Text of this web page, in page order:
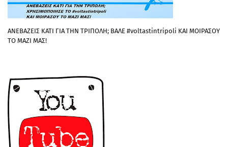
ΑΝΕΒΑΖΕΙΣ ΚΑΤΙ ΓΙΑ ΤΗΝ ΤΡΙΠΟΛΗ; ΒΑΛΕ #voltastintripoli ΚΑΙ ΜΟΙΡΑΣΟΥ
ΤΟ ΜΑΖΙ ΜΑΣ!